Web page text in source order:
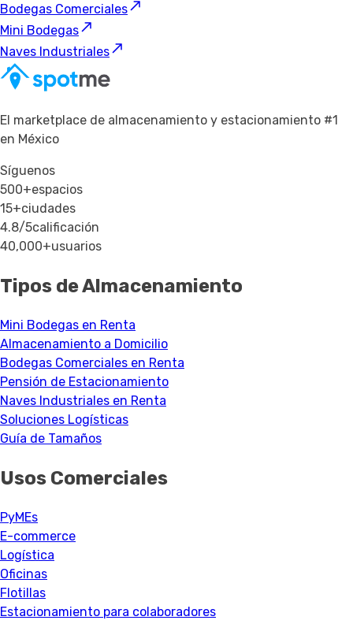
Bodegas Comerciales
Mini Bodegas
Naves Industriales
El marketplace de almacenamiento y estacionamiento #1
en México
Síguenos
500+espacios
15+ciudades
4.8/5calificación
40,000+usuarios
Tipos de Almacenamiento
Mini Bodegas en Renta
Almacenamiento a Domicilio
Bodegas Comerciales en Renta
Pensión de Estacionamiento
Naves Industriales en Renta
Soluciones Logísticas
Guía de Tamaños
Usos Comerciales
PyMEs
E-commerce
Logística
Oficinas
Flotillas
Estacionamiento para colaboradores